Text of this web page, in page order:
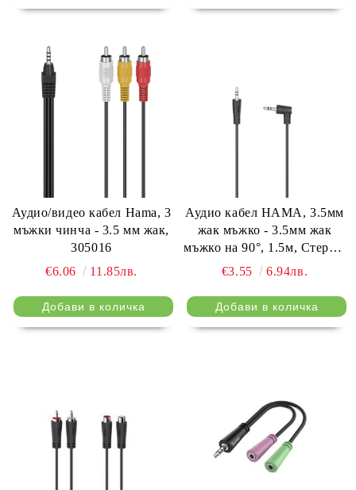
Аудио/видео кабел Hama, 3
мъжки чинча - 3.5 мм жак,
305016
€6.06
11.85лв.
Аудио кабел HAMA, 3.5мм
жак мъжко - 3.5мм жак
мъжко на 90°, 1.5м, Стерео,
Черен
€3.55 6.94лв.